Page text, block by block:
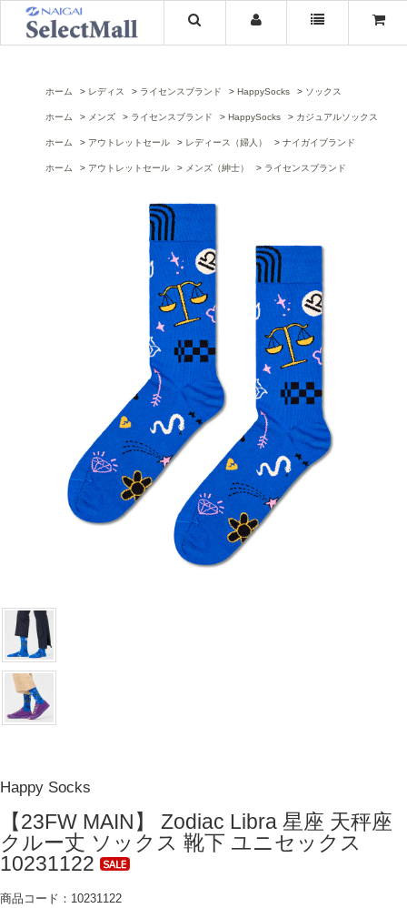
ホーム レディス ライセンスブランド HappySocks ソックス
ホーム メンズ ライセンスブランド HappySocks カジュアルソックス
ホーム アウトレットセール レディース（婦人） ナイガイブランド
ホーム アウトレットセール メンズ（紳士） ライセンスブランド
Happy Socks
【23FW MAIN】 Zodiac Libra 星座 天秤座
クルー丈 ソックス 靴下 ユニセックス
10231122
商品コード：10231122